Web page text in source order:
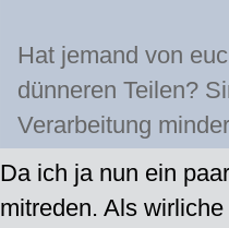
Hat jemand von
dünneren Teilen?
Verarbeitung
Da ich ja nun ein
mitreden. Als